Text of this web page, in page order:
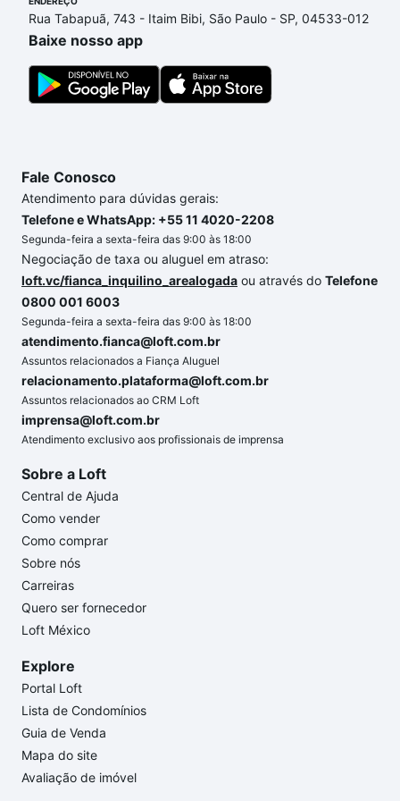
de compra, veja em nosso portal
comprar um apartamento e conte com a gente para
comprar o imóvel dos seus sonhos com segurança e
conforto. Loft, com você até as chaves.
Rua Tabapuã, 743 - Itaim Bibi, São Paulo - SP, 04533-012
Baixe nosso app
Fale Conosco
Atendimento para dúvidas gerais:
Telefone e WhatsApp: +55 11 4020-2208
Segunda-feira a sexta-feira das 9:00 às 18:00
Negociação de taxa ou aluguel em atraso:
loft.vc/fianca_inquilino_arealogada ou através do Telefone
0800 001 6003
Segunda-feira a sexta-feira das 9:00 às 18:00
atendimento.fianca@loft.com.br
Assuntos relacionados a Fiança Aluguel
relacionamento.plataforma@loft.com.br
Assuntos relacionados ao CRM Loft
imprensa@loft.com.br
Atendimento exclusivo aos profissionais de imprensa
Sobre a Loft
Central de Ajuda
Como vender
Como comprar
Sobre nós
Carreiras
Quero ser fornecedor
Loft México
Explore
Portal Loft
Lista de Condomínios
Guia de Venda
Mapa do site
Avaliação de imóvel